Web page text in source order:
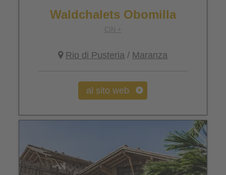
Waldchalets Obomilla
CIN +
Rio di Pusteria / Maranza
al sito web